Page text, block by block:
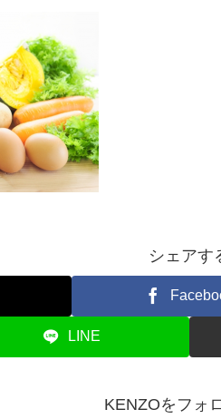
シェアす
LINE
KENZOをフォ